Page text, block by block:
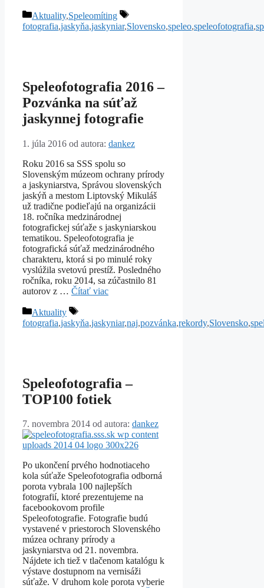
Kategórie
Aktuality,Speleomíting
Značky
fotografia,jaskyňa,jaskyniar,Slovensko,speleo,speleofotografia,
Speleofotografia 2016 –
Pozvánka na súťaž
jaskynnej fotografie
1. júla 2016 od autora: dankez
Roku 2016 sa SSS spolu so
Slovenským múzeom ochrany prírody
a jaskyniarstva, Správou slovenských
jaskýň a mestom Liptovský Mikuláš
už tradične podieľajú na organizácii
18. ročníka medzinárodnej
fotografickej súťaže s jaskyniarskou
tematikou. Speleofotografia je
fotografická súťaž medzinárodného
charakteru, ktorá si po minulé roky
vyslúžila svetovú prestíž. Posledného
ročníka, roku 2014, sa zúčastnilo 81
autorov z … Čítať viac
Kategórie
Aktuality
Značky
fotografia,jaskyňa,jaskyniar,naj,pozvánka,rekordy,Slovensko,
Speleofotografia –
TOP100 fotiek
7. novembra 2014 od autora: dankez
Po ukončení prvého hodnotiaceho
kola súťaže Speleofotografia odborná
porota vybrala 100 najlepších
fotografií, ktoré prezentujeme na
facebookovom profile
Speleofotografie. Fotografie budú
vystavené v priestoroch Slovenského
múzea ochrany prírody a
jaskyniarstva od 21. novembra.
Nájdete ich tiež v tlačenom katalógu k
výstave dostupnom na vernisáži
súťaže. V druhom kole porota vyberie